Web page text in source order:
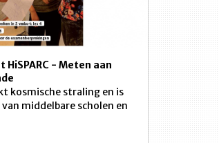
- Meten aan
kosmische straling en is
middelbare scholen en